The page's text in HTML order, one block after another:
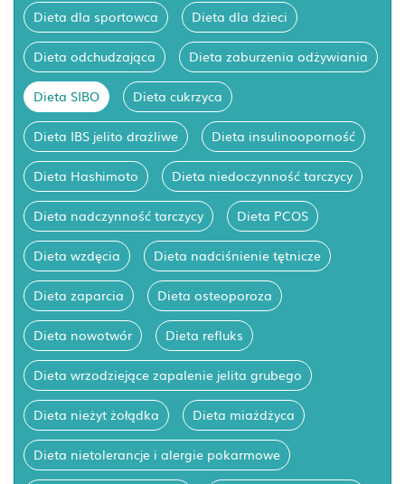
Dieta dla sportowca Dieta dla dzieci
Dieta odchudzająca Dieta zaburzenia odżywiania
Dieta SIBO Dieta cukrzyca
Dieta IBS jelito drażliwe Dieta insulinooporność
Dieta Hashimoto Dieta niedoczynność tarczycy
Dieta nadczynność tarczycy Dieta PCOS
Dieta wzdęcia Dieta nadciśnienie tętnicze
Dieta zaparcia Dieta osteoporoza
Dieta nowotwór Dieta refluks
Dieta wrzodziejące zapalenie jelita grubego
Dieta nieżyt żołądka Dieta miażdżyca
Dieta nietolerancje i alergie pokarmowe